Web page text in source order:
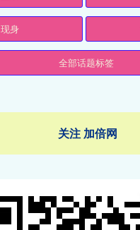
现身
全部话题标签
关注 加倍网